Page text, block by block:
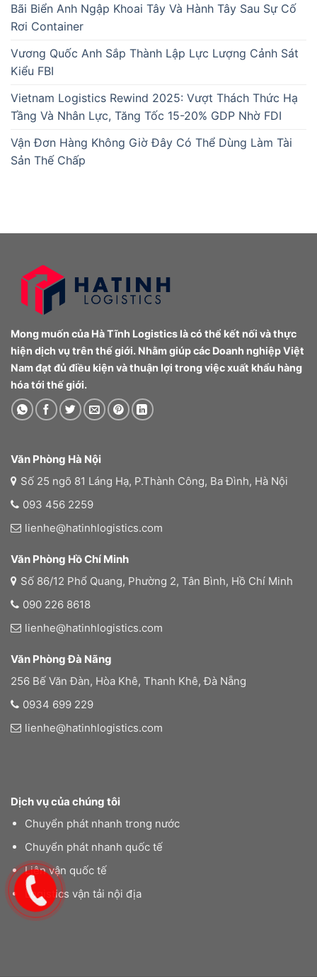
Bãi Biển Anh Ngập Khoai Tây Và Hành Tây Sau Sự Cố
Rơi Container
Vương Quốc Anh Sắp Thành Lập Lực Lượng Cảnh Sát
Kiểu FBI
Vietnam Logistics Rewind 2025: Vượt Thách Thức Hạ
Tầng Và Nhân Lực, Tăng Tốc 15-20% GDP Nhờ FDI
Vận Đơn Hàng Không Giờ Đây Có Thể Dùng Làm Tài
Sản Thế Chấp
Mong muốn của Hà Tĩnh Logistics là có thể kết nối và thực
hiện dịch vụ trên thế giới. Nhằm giúp các Doanh nghiệp Việt
Nam đạt đủ điều kiện và thuận lợi trong việc xuất khẩu hàng
hóa tới thế giới.
Văn Phòng Hà Nội
Số 25 ngõ 81 Láng Hạ, P.Thành Công, Ba Đình, Hà Nội
093 456 2259
lienhe@hatinhlogistics.com
Văn Phòng Hồ Chí Minh
Số 86/12 Phổ Quang, Phường 2, Tân Bình, Hồ Chí Minh
090 226 8618
lienhe@hatinhlogistics.com
Văn Phòng Đà Nãng
256 Bế Văn Đàn, Hòa Khê, Thanh Khê, Đà Nẵng
0934 699 229
lienhe@hatinhlogistics.com
Dịch vụ của chúng tôi
Chuyển phát nhanh trong nước
Chuyển phát nhanh quốc tế
Liên vận quốc tế
Logistics vận tải nội địa